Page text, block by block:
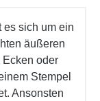
es sich um ein
äußeren
Ecken oder
Stempel
Ansonsten